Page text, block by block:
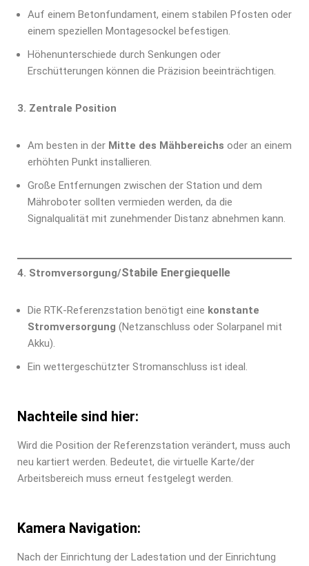
Auf einem Betonfundament, einem stabilen Pfosten oder
einem speziellen Montagesockel befestigen.
Höhenunterschiede durch Senkungen oder
Erschütterungen können die Präzision beeinträchtigen.
3. Zentrale Position
Am besten in der Mitte des Mähbereichs oder an einem
erhöhten Punkt installieren.
Große Entfernungen zwischen der Station und dem
Mähroboter sollten vermieden werden, da die
Signalqualität mit zunehmender Distanz abnehmen kann.
4. Stromversorgung/Stabile Energiequelle
Die RTK-Referenzstation benötigt eine konstante
Stromversorgung (Netzanschluss oder Solarpanel mit
Akku).
Ein wettergeschützter Stromanschluss ist ideal.
Nachteile sind hier:
Wird die Position der Referenzstation verändert, muss auch
neu kartiert werden. Bedeutet, die virtuelle Karte/der
Arbeitsbereich muss erneut festgelegt werden.
Kamera Navigation:
Nach der Einrichtung der Ladestation und der Einrichtung